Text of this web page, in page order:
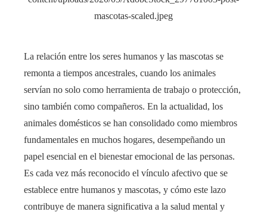
La relación entre los seres humanos y las mascotas se
remonta a tiempos ancestrales, cuando los animales
servían no solo como herramienta de trabajo o protección,
sino también como compañeros. En la actualidad, los
animales domésticos se han consolidado como miembros
fundamentales en muchos hogares, desempeñando un
papel esencial en el bienestar emocional de las personas.
Es cada vez más reconocido el vínculo afectivo que se
establece entre humanos y mascotas, y cómo este lazo
contribuye de manera significativa a la salud mental y